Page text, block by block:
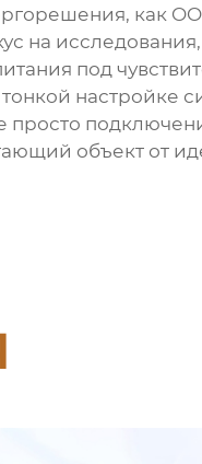
как
на
под
настройке
объект от